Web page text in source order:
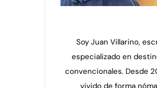
Soy Juan Villarino,
especializado en
convencionales. Desde
vivido de forma